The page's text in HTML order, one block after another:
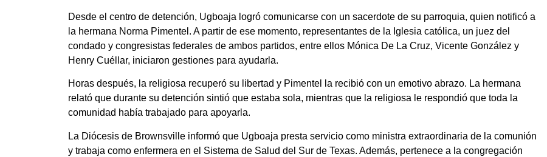
Desde el centro de detención, Ugboaja logró comunicarse con un sacerdote de su parroquia, quien notificó a
la hermana Norma Pimentel. A partir de ese momento, representantes de la Iglesia católica, un juez del
condado y congresistas federales de ambos partidos, entre ellos Mónica De La Cruz, Vicente González y
Henry Cuéllar, iniciaron gestiones para ayudarla.
Horas después, la religiosa recuperó su libertad y Pimentel la recibió con un emotivo abrazo. La hermana
relató que durante su detención sintió que estaba sola, mientras que la religiosa le respondió que toda la
comunidad había trabajado para apoyarla.
La Diócesis de Brownsville informó que Ugboaja presta servicio como ministra extraordinaria de la comunión
y trabaja como enfermera en el Sistema de Salud del Sur de Texas. Además, pertenece a la congregación